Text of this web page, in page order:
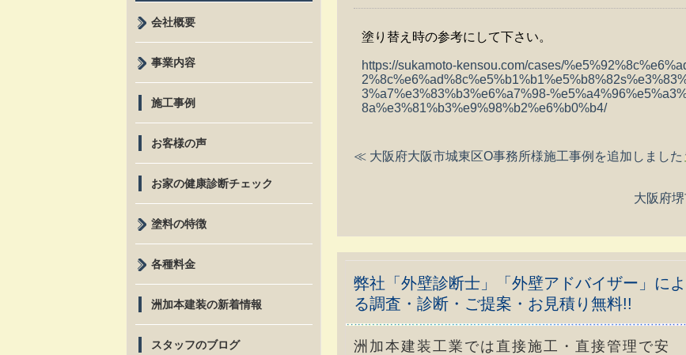
塗り替え時の参考にして下さい。
https://sukamoto-kensou.com/cases/
3%a7%e3%83%b3%e6%a7%98-
8a%e3%81%b3%e9%98%b2%e6%b0%b4/
≪ 大阪府大阪市城東区O事務所様施工事例を追加しました
大阪府
弊社「外壁診断士」「外壁アドバイザー」によ
る調査・診断・ご提案・お見積り無料!!
洲加本建装工業では直接施工・直接管理で安
会社概要
事業内容
施工事例
お客様の声
お家の健康診断チェック
塗料の特徴
各種料金
洲加本建装の新着情報
スタッフのブログ